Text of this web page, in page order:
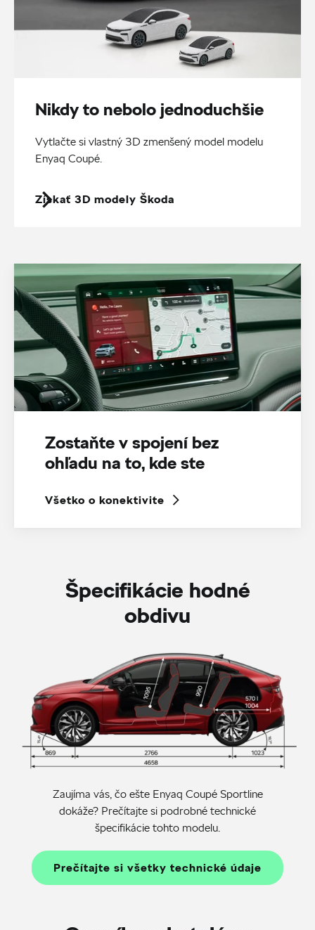
Nikdy to nebolo jednoduchšie
Vytlačte si vlastný 3D zmenšený model modelu
Enyaq Coupé.
Získať 3D modely Škoda
Zostaňte v spojení bez
ohľadu na to, kde ste
Všetko o konektivite
Špecifikácie hodné
obdivu
Zaujíma vás, čo ešte Enyaq Coupé Sportline
dokáže? Prečítajte si podrobné technické
špecifikácie tohto modelu.
Prečítajte si všetky technické údaje